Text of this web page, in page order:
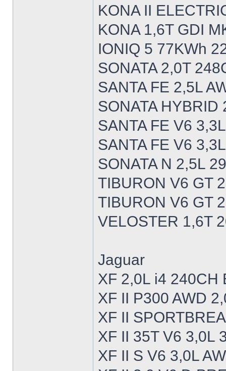
KONA II
KONA 1,6T GDI
IONIQ 5 77KWh
SONATA 2,0T
SANTA FE 2,5L
SONATA
SANTA FE V6
SANTA FE V6
SONATA N 2,5L
TIBURON V6 GT
TIBURON V6 GT
VELOSTER 1,6T
Jaguar
XF 2,0L i4 240CH
XF II P300 AWD
XF II
XF II 35T V6 3,0L
XF II S V6 3,0L